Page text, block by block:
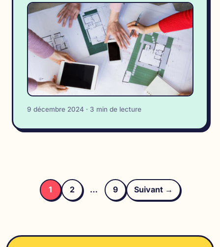
9 décembre 2024 · 3 min de lecture
des
publications
1 2 … 9 Suivant →